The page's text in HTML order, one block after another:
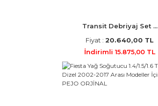
Transit Debriyaj Set ...
Fiyat : 20.640,00 TL
İndirimli 15.875,00 TL